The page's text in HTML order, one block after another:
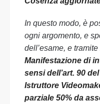
In questo modo, è
ogni argomento, e
dell’esame, e
Manifestazione di
sensi dell’art. 90
Istruttore
parziale 50% da